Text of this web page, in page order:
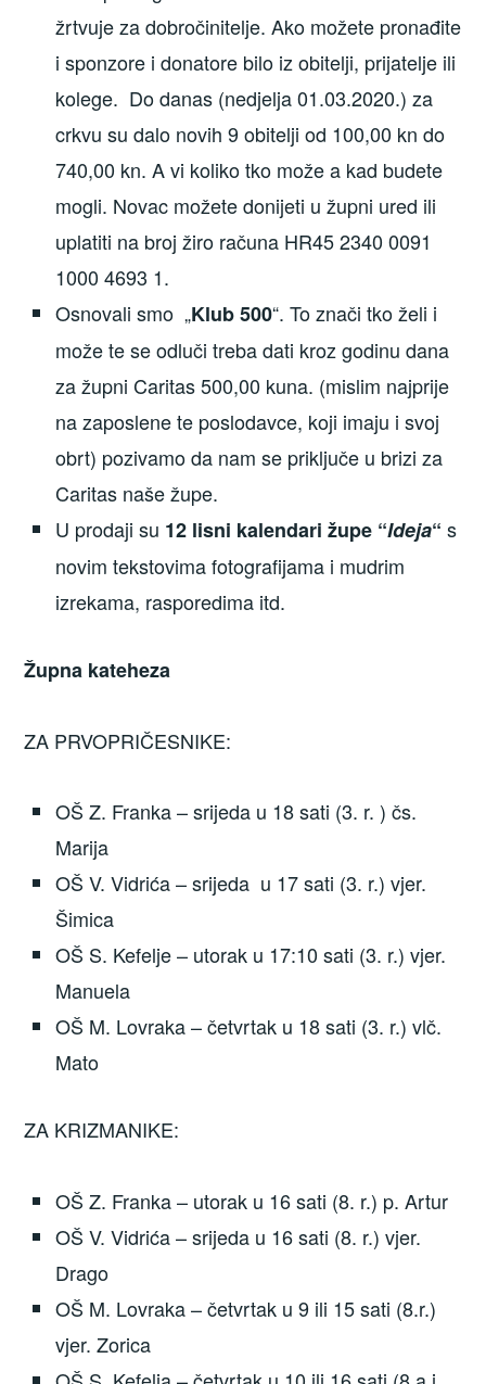
žrtvuje za dobročinitelje. Ako možete pronađite
i sponzore i donatore bilo iz obitelji, prijatelje ili
kolege. Do danas (nedjelja 01.03.2020.) za
crkvu su dalo novih 9 obitelji od 100,00 kn do
740,00 kn. A vi koliko tko može a kad budete
mogli. Novac možete donijeti u župni ured ili
uplatiti na broj žiro računa HR45 2340 0091
1000 4693 1.
Osnovali smo „Klub 500“. To znači tko želi i
može te se odluči treba dati kroz godinu dana
za župni Caritas 500,00 kuna. (mislim najprije
na zaposlene te poslodavce, koji imaju i svoj
obrt) pozivamo da nam se priključe u brizi za
Caritas naše župe.
U prodaji su 12 lisni kalendari župe “Ideja“ s
novim tekstovima fotografijama i mudrim
izrekama, rasporedima itd.
Župna kateheza
ZA PRVOPRIČESNIKE:
OŠ Z. Franka – srijeda u 18 sati (3. r. ) čs.
Marija
OŠ V. Vidrića – srijeda u 17 sati (3. r.) vjer.
Šimica
OŠ S. Kefelje – utorak u 17:10 sati (3. r.) vjer.
Manuela
OŠ M. Lovraka – četvrtak u 18 sati (3. r.) vlč.
Mato
ZA KRIZMANIKE:
OŠ Z. Franka – utorak u 16 sati (8. r.) p. Artur
OŠ V. Vidrića – srijeda u 16 sati (8. r.) vjer.
Drago
OŠ M. Lovraka – četvrtak u 9 ili 15 sati (8.r.)
vjer. Zorica